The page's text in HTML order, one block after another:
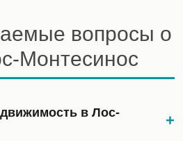
вопросы о
Монтесинос
в Лос-
+